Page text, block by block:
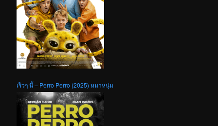
เร็วๆ นี้ – Perro Perro (2025) หมาหนุ่ม